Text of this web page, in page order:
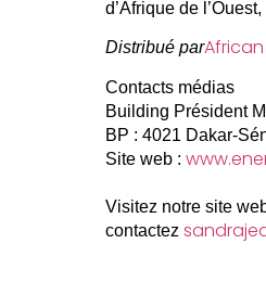
d’Afrique de
Distribué par
Contacts médias
Building Président
BP : 4021 Dakar-
Site web :
Visitez notre site
contactez